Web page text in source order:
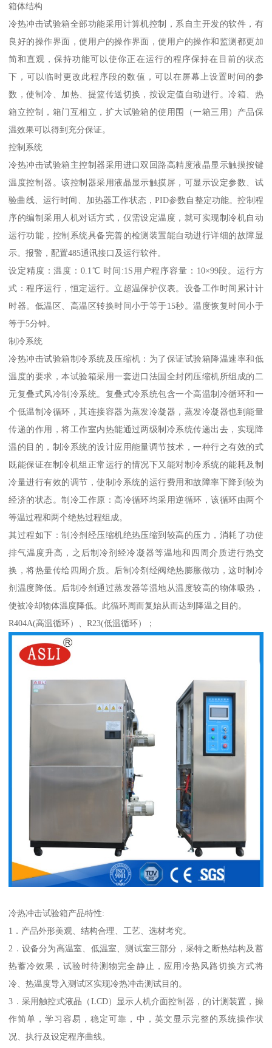
箱体结构
冷热冲击试验箱全部功能采用计算机控制，系自主开发的软件，有
良好的操作界面，使用户的操作界面，使用户的操作和监测都更加
简和直观，保持功能可以使你正在运行的程序保持在目前的状态
下，可以临时更改此程序段的数值，可以在屏幕上设置时间的参
数，使制冷、加热、提篮传送切换，按设定值自动进行。冷箱、热
箱立控制，箱门互相立，扩大试验箱的使用围（一箱三用）产品保
温效果可以得到充分保证。
控制系统
冷热冲击试验箱主控制器采用进口双回路高精度液晶显示触摸按键
温度控制器。该控制器采用液晶显示触摸屏，可显示设定参数、试
验曲线、运行时间、加热器工作状态，PID参数自整定功能。控制程
序的编制采用人机对话方式，仅需设定温度，就可实现制冷机自动
运行功能，控制系统具备完善的检测装置能自动进行详细的故障显
示。报警，配置485通讯接口及运行软件。
设定精度：温度：0.1℃ 时间:1S用户程序容量：10×99段。运行方
式：程序运行，恒定运行。立超温保护仪表。设备工作时间累计计
时器。低温区、高温区转换时间小于等于15秒。温度恢复时间小于
等于5分钟。
制冷系统
冷热冲击试验箱制冷系统及压缩机：为了保证试验箱降温速率和低
温度的要求，本试验箱采用一套进口法国全封闭压缩机所组成的二
元复叠式风冷制冷系统。复叠式冷系统包含一个高温制冷循环和一
个低温制冷循环，其连接容器为蒸发冷凝器，蒸发冷凝器也到能量
传递的作用，将工作室内热能通过两级制冷系统传递出去，实现降
温的目的，制冷系统的设计应用能量调节技术，一种行之有效的式
既能保证在制冷机组正常运行的情况下又能对制冷系统的能耗及制
冷量进行有效的调节，使制冷系统的运行费用和故障率下降到较为
经济的状态。制冷工作原：高冷循环均采用逆循环，该循环由两个
等温过程和两个绝热过程组成。
其过程如下：制冷剂经压缩机绝热压缩到较高的压力，消耗了功使
排气温度升高，之后制冷剂经冷凝器等温地和四周介质进行热交
换，将热量传给四周介质。后制冷剂经阀绝热膨胀做功，这时制冷
剂温度降低。后制冷剂通过蒸发器等温地从温度较高的物体吸热，
使被冷却物体温度降低。此循环周而复始从而达到降温之目的。
R404A(高温循环）、R23(低温循环）；
冷热冲击试验箱产品特性:
1．产品外形美观、结构合理、工艺、选材考究。
2．设备分为高温室、低温室、测试室三部分，采特之断热结构及蓄
热蓄冷效果，试验时待测物完全静止，应用冷热风路切换方式将
冷、热温度导入测试区实现冷热冲击测试目的。
3．采用触控式液晶（LCD）显示人机介面控制器，的计测装置，操
作简单，学习容易，稳定可靠，中，英文显示完整的系统操作状
况、执行及设定程序曲线。